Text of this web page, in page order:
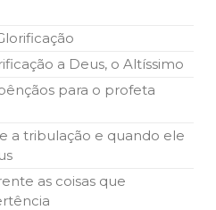
a Deus, o Altíssimo
para o profeta
a tribulação e quando ele
as coisas que